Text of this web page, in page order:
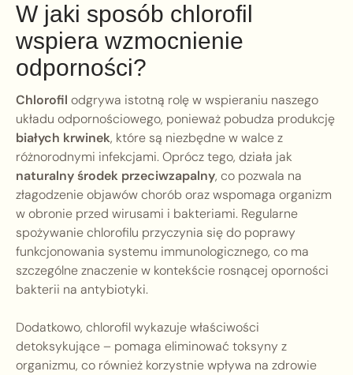
W jaki sposób chlorofil
wspiera wzmocnienie
odporności?
Chlorofil odgrywa istotną rolę w wspieraniu naszego
układu odpornościowego, ponieważ pobudza produkcję
białych krwinek, które są niezbędne w walce z
różnorodnymi infekcjami. Oprócz tego, działa jak
naturalny środek przeciwzapalny, co pozwala na
złagodzenie objawów chorób oraz wspomaga organizm
w obronie przed wirusami i bakteriami. Regularne
spożywanie chlorofilu przyczynia się do poprawy
funkcjonowania systemu immunologicznego, co ma
szczególne znaczenie w kontekście rosnącej oporności
bakterii na antybiotyki.
Dodatkowo, chlorofil wykazuje właściwości
detoksykujące – pomaga eliminować toksyny z
organizmu, co również korzystnie wpływa na zdrowie